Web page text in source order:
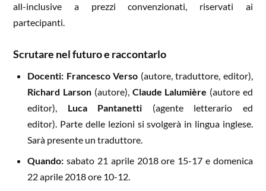
all-inclusive a prezzi convenzionati, riservati ai
partecipanti.
Scrutare nel futuro e raccontarlo
Docenti: Francesco Verso (autore, traduttore, editor),
Richard Larson (autore), Claude Lalumière (autore ed
editor), Luca Pantanetti (agente letterario ed
editor). Parte delle lezioni si svolgerà in lingua inglese.
Sarà presente un traduttore.
Quando: sabato 21 aprile 2018 ore 15-17 e domenica
22 aprile 2018 ore 10-12.